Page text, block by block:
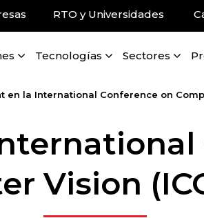
RTO y Universidades
Tecnologías Sectores
en la International Conference on
Vision